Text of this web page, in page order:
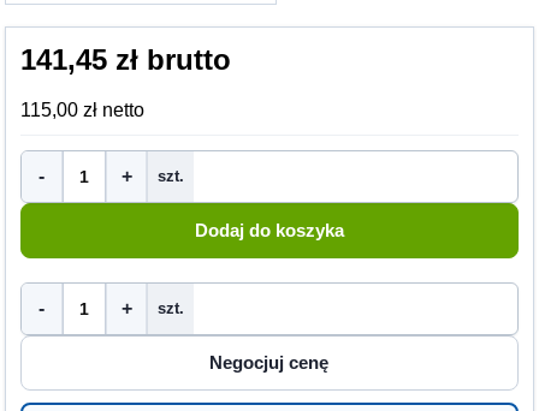
141,45 zł brutto
115,00 zł netto
- + szt.
- + szt.